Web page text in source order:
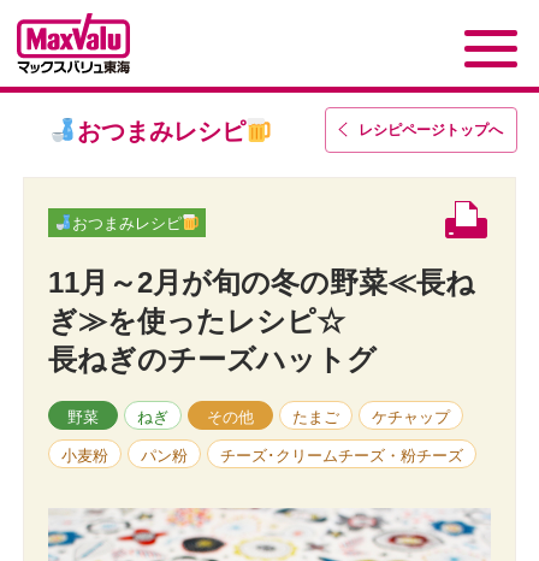
レシピページトップへ
おつまみレシピ
おつまみレシピ
11月～2月が旬の冬の野菜≪長ね
ぎ≫を使ったレシピ☆
長ねぎのチーズハットグ
野菜 ねぎ その他 たまご ケチャップ
小麦粉 パン粉 チーズ･クリームチーズ・粉チーズ